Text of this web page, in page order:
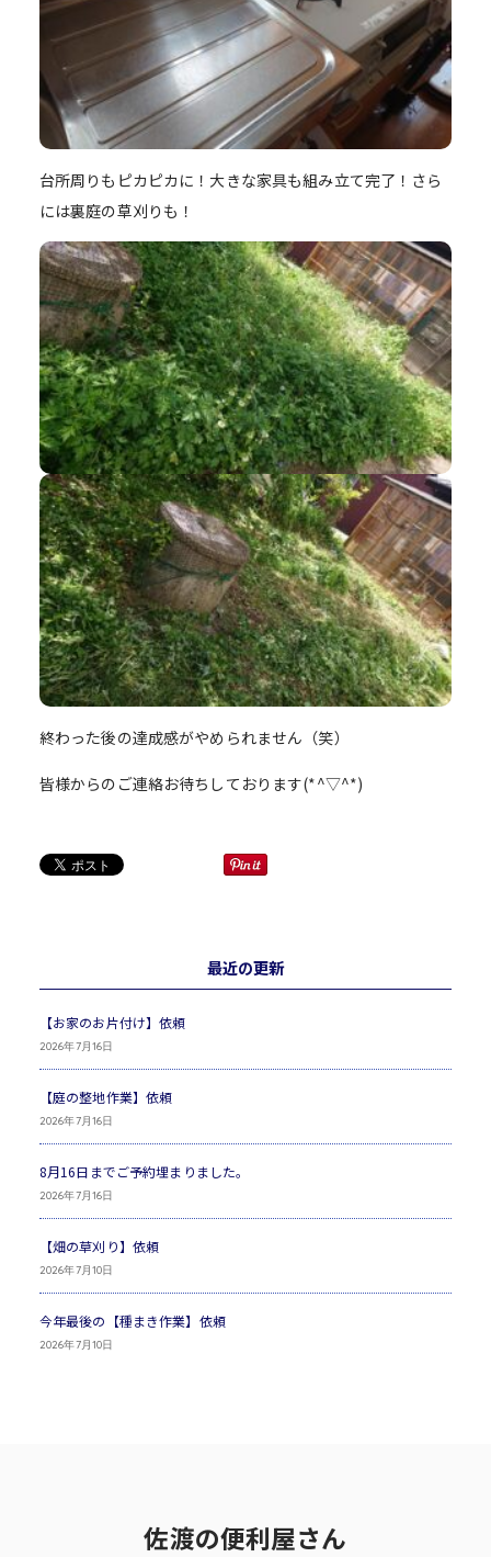
台所周りもピカピカに！大きな家具も組み立て完了！さら
には裏庭の草刈りも！
終わった後の達成感がやめられません（笑）
皆様からのご連絡お待ちしております(*^▽^*)
最近の更新
【お家のお片付け】依頼
2026年7月16日
【庭の整地作業】依頼
2026年7月16日
8月16日までご予約埋まりました。
2026年7月16日
【畑の草刈り】依頼
2026年7月10日
今年最後の【種まき作業】依頼
2026年7月10日
佐渡の便利屋さん